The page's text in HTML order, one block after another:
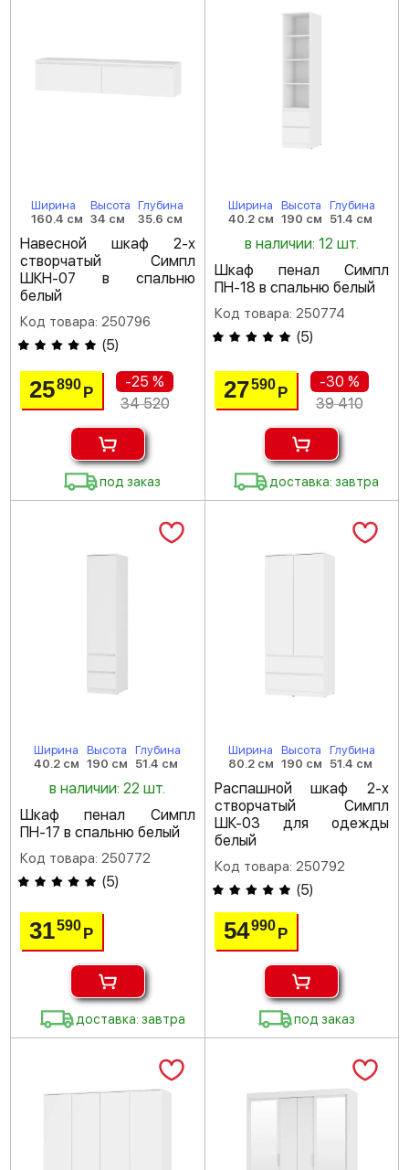
Ширина
160.4 см
Высота
34 см
Глубина
35.6 см
Навесной шкаф 2-х
створчатый Симпл
ШКН-07 в спальню
белый
Код товара: 250796
(5)
25890Р
-25 %
34 520
под заказ
Ширина
40.2 см
Высота
190 см
Глубина
51.4 см
в наличии: 12 шт.
Шкаф пенал Симпл
ПН-18 в спальню белый
Код товара: 250774
(5)
27590 Р
-30 %
39 410
доставка: завтра
Ширина
40.2 см
Высота
190 см
Глубина
51.4 см
в наличии: 22 шт.
Шкаф пенал Симпл
ПН-17 в спальню белый
Код товара: 250772
(5)
31590Р
доставка: завтра
Ширина
80.2 см
Высота
190 см
Глубина
51.4 см
Распашной шкаф 2-х
створчатый Симпл
ШК-03 для одежды
белый
Код товара: 250792
(5)
54990 Р
под заказ